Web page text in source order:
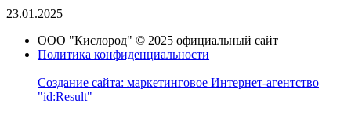
23.01.2025
ООО "Кислород" © 2025 официальный сайт
Политика конфиденциальности
Создание сайта: маркетинговое Интернет-агентство
"id:Result"